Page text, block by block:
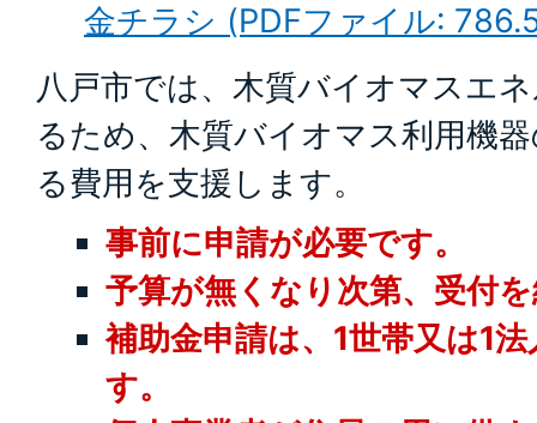
金チラシ (PDFファイル:
八戸市では、木質バイオマスエ
るため、木質バイオマス利用機
る費用を支援します。
事前に申請が必要です。
予算が無くなり次第、受付
補助金申請は、1世帯又は1
す。